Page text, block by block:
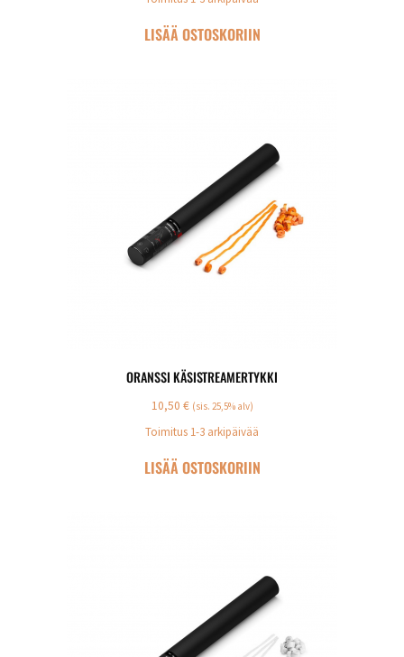
LISÄÄ OSTOSKORIIN
ORANSSI KÄSISTREAMERTYKKI
10,50 € (sis. 25,5% alv)
Toimitus 1-3 arkipäivää
LISÄÄ OSTOSKORIIN